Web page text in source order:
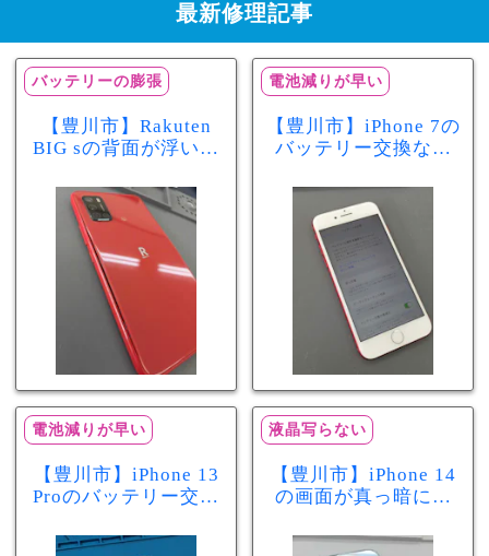
最新修理記事
バッテリーの膨張
【豊川市】Rakuten
BIG sの背面が浮いて
リー膨張のサインか
もしれません！バッ
テリー交換修理事例
電池減りが早い
【豊川市】iPhone 7の
バッテリー交換なら
最大容量70％で電池
の減りが早い症状も
当日60分で改善
電池減りが早い
【豊川市】iPhone 13
Proのバッテリー交換
が早い症状も当日90
液晶写らない
【豊川市】iPhone 14
の画面が真っ暗に…
修理！データそのま